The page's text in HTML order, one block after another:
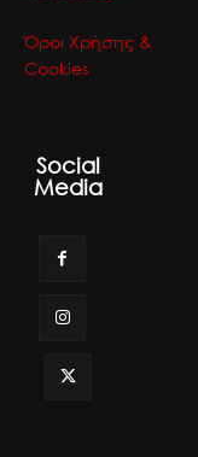
Όροι Χρήσης &
Cookies
Social
Media